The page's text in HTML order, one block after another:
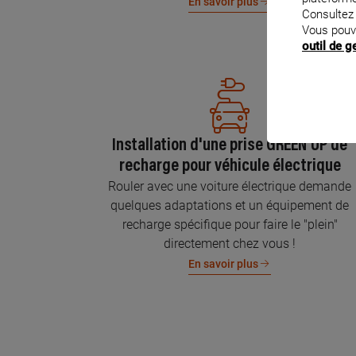
Installation d'une prise GREEN'UP de
recharge pour véhicule électrique
Rouler avec une voiture électrique demande
quelques adaptations et un équipement de
recharge spécifique pour faire le "plein"
directement chez vous !
En savoir plus
Vous
outil de